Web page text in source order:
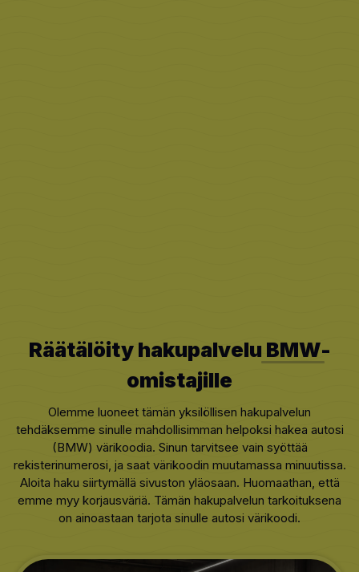
Räätälöity hakupalvelu BMW-
omistajille
Olemme luoneet tämän yksilöllisen hakupalvelun
tehdäksemme sinulle mahdollisimman helpoksi hakea autosi
(BMW) värikoodia. Sinun tarvitsee vain syöttää
rekisterinumerosi, ja saat värikoodin muutamassa minuutissa.
Aloita haku siirtymällä sivuston yläosaan. Huomaathan, että
emme myy korjausväriä. Tämän hakupalvelun tarkoituksena
on ainoastaan tarjota sinulle autosi värikoodi.